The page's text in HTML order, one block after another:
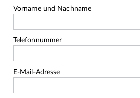
Vorname und Nachname
Telefonnummer
E-Mail-Adresse